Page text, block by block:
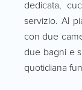
dedicata,
servizio. Al
con due
due bagni e
quotidiana